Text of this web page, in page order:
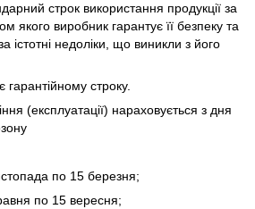
строк використання продукції за
якого виробник гарантує її безпеку та
істотні недоліки, що виникли з його
строку.
(експлуатації) нараховується з дня
по 15 березня;
по 15 вересня;